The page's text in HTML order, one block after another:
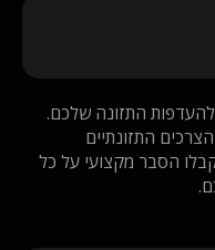
התזונה שלכם.
התזונתיים
הסבר מקצועי על כל